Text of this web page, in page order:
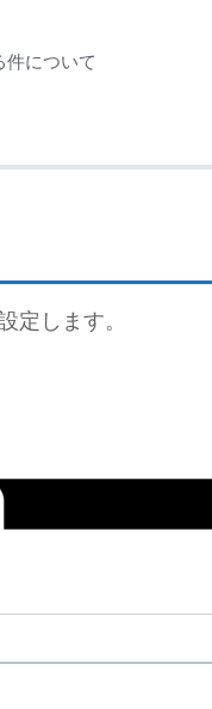
件について
定します。